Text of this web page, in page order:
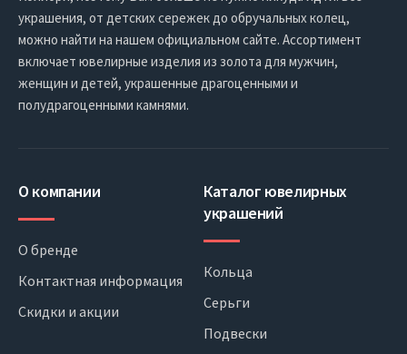
украшения, от детских сережек до обручальных колец,
можно найти на нашем официальном сайте. Ассортимент
включает ювелирные изделия из золота для мужчин,
женщин и детей, украшенные драгоценными и
полудрагоценными камнями.
О компании
О бренде
Контактная информация
Скидки и акции
Каталог ювелирных
украшений
Кольца
Серьги
Подвески